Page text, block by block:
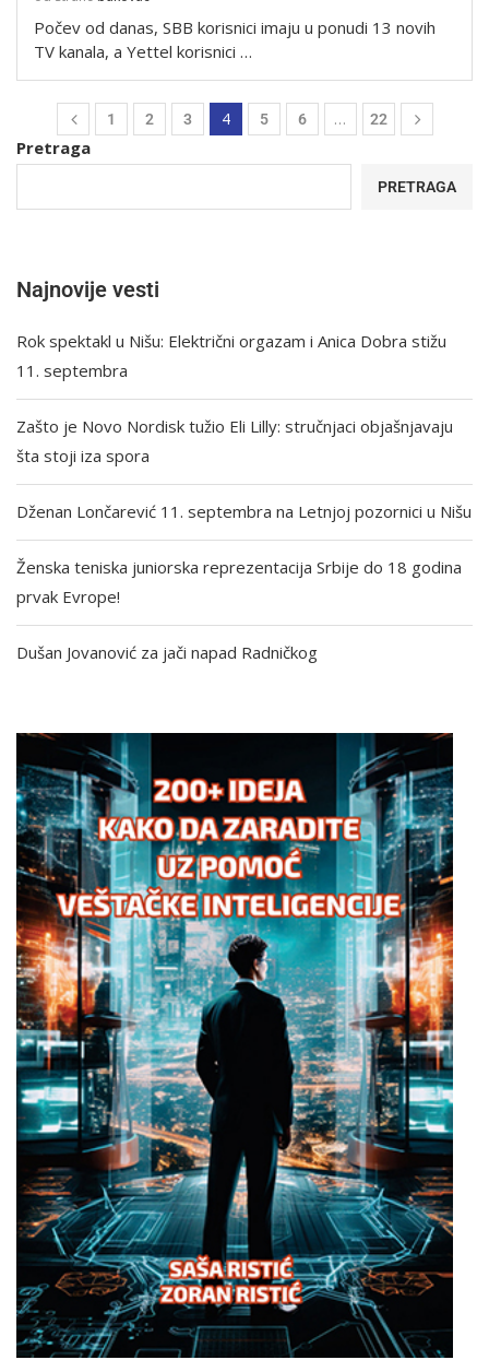
Počev od danas, SBB korisnici imaju u ponudi 13 novih
TV kanala, a Yettel korisnici …
1 2 3 4 5 6 … 22
Pretraga
PRETRAGA
Najnovije vesti
Rok spektakl u Nišu: Električni orgazam i Anica Dobra stižu
11. septembra
Zašto je Novo Nordisk tužio Eli Lilly: stručnjaci objašnjavaju
šta stoji iza spora
Dženan Lončarević 11. septembra na Letnjoj pozornici u Nišu
Ženska teniska juniorska reprezentacija Srbije do 18 godina
prvak Evrope!
Dušan Jovanović za jači napad Radničkog